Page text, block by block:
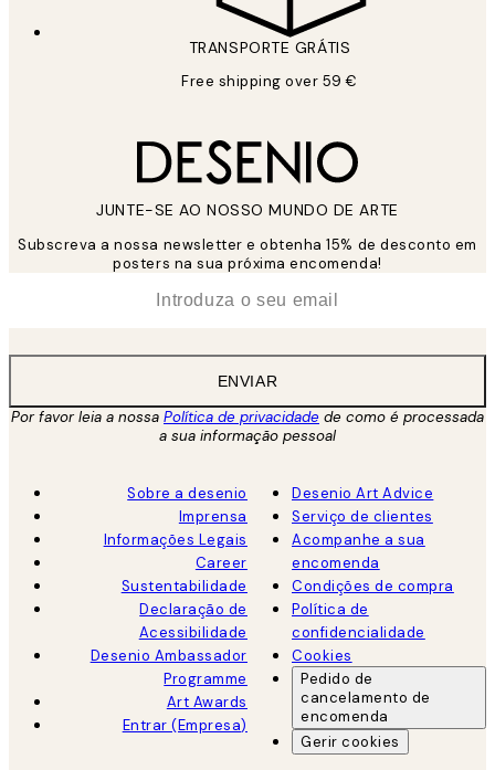
TRANSPORTE GRÁTIS
Free shipping over 59 €
JUNTE-SE AO NOSSO MUNDO DE ARTE
Subscreva a nossa newsletter e obtenha 15% de desconto em
posters na sua próxima encomenda!
ENVIAR
Por favor leia a nossa Política de privacidade de como é processada
a sua informação pessoal
Sobre a desenio
Imprensa
Informações Legais
Career
Sustentabilidade
Declaração de
Acessibilidade
Desenio Ambassador
Programme
Art Awards
Entrar (Empresa)
Desenio Art Advice
Serviço de clientes
Acompanhe a sua
encomenda
Condições de compra
Política de
confidencialidade
Cookies
Pedido de
cancelamento de
encomenda
Gerir cookies